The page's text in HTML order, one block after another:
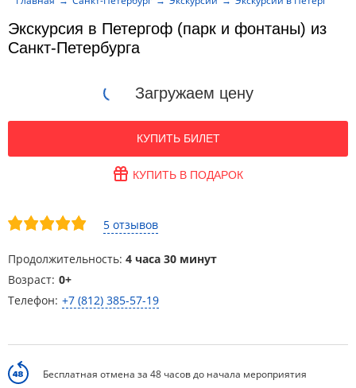
Загружаем цену
5 отзывов
Продолжительность: 4 часа 30 минут
Возраст: 0+
Телефон: +7 (812) 385-57-19
КУПИТЬ БИЛЕТ
КУПИТЬ В ПОДАРОК
Бесплатная отмена за 48 часов до начала мероприятия
Экскурсия в Петергоф (парк и фонтаны) из
Санкт-Петербурга